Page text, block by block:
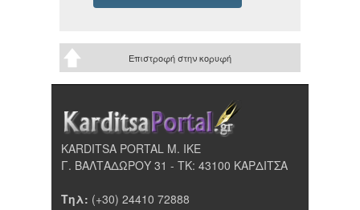
Επιστροφή στην κορυφή
KARDITSA PORTAL Μ. ΙΚΕ
Γ. ΒΑΛΤΑΔΩΡΟΥ 31 - ΤΚ: 43100 ΚΑΡΔΙΤΣΑ
Τηλ: (+30) 24410 72888